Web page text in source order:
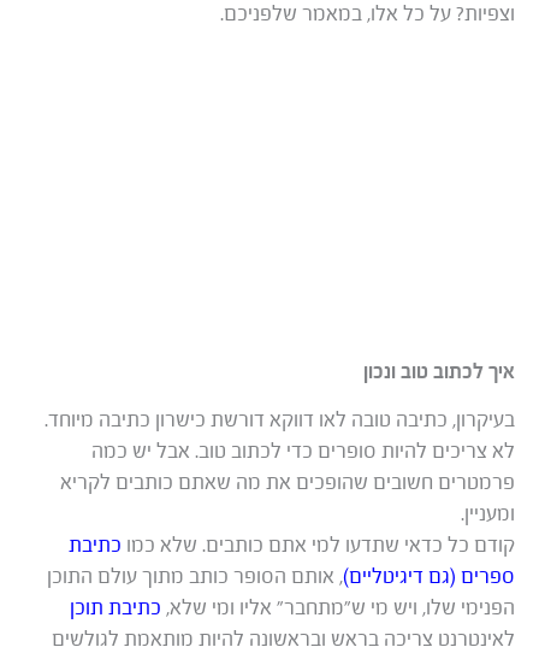
וצפיות? על כל אלו, במאמר שלפניכם.
איך לכתוב טוב ונכון
בעיקרון, כתיבה טובה לאו דווקא דורשת כישרון כתיבה מיוחד.
לא צריכים להיות סופרים כדי לכתוב טוב. אבל יש כמה
פרמטרים חשובים שהופכים את מה שאתם כותבים לקריא
ומעניין.
קודם כל כדאי שתדעו למי אתם כותבים. שלא כמו כתיבת
ספרים (גם דיגיטליים), אותם הסופר כותב מתוך עולם התוכן
הפנימי שלו, ויש מי ש”מתחבר” אליו ומי שלא, כתיבת תוכן
לאינטרנט צריכה בראש ובראשונה להיות מותאמת לגולשים